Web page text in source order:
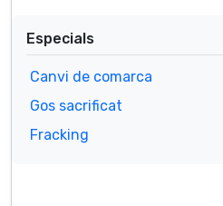
Especials
Canvi de comarca
Gos sacrificat
Fracking